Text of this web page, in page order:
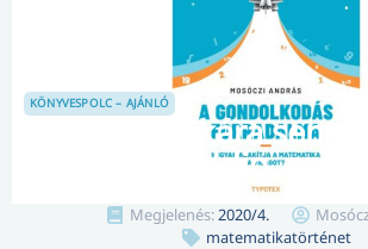
KÖNYVESPOLC – AJÁNLÓ
A matematikára
– egészen addig, amíg…
Megjelenés:2020/4.
matematikatörténet